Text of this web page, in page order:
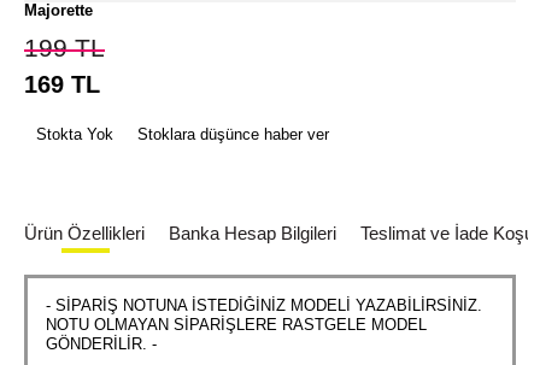
Majorette
199TL
169 TL
Stokta Yok Stoklara düşünce haber ver
Ürün Özellikleri Banka Hesap Bilgileri Teslimat ve İade
- SİPARİŞ NOTUNA İSTEDİĞİNİZ MODELİ YAZABİLİRSİNİZ.
NOTU OLMAYAN SİPARİŞLERE RASTGELE MODEL
GÖNDERİLİR. -